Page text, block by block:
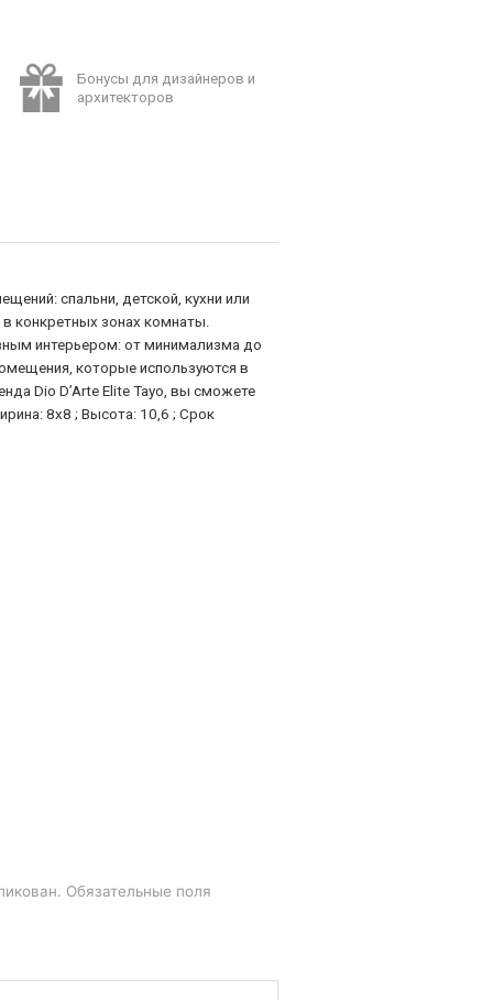
Бонусы для дизайнеров и
архитекторов
спальни, детской, кухни или
конкретных зонах комнаты.
интерьером: от минимализма до
которые используются в
Dio D’Arte Elite Tayo, вы сможете
8х8 ; Высота: 10,6 ; Срок
Обязательные поля